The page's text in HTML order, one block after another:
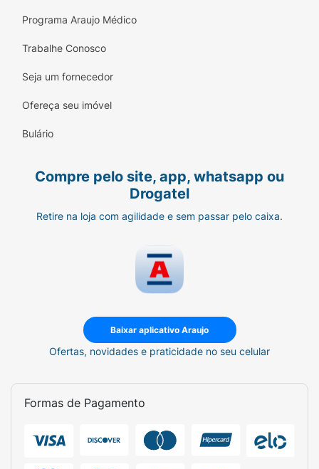
Programa Araujo Médico
Trabalhe Conosco
Seja um fornecedor
Ofereça seu imóvel
Bulário
Compre pelo site, app, whatsapp ou
Drogatel
Retire na loja com agilidade e sem passar pelo caixa.
Baixar aplicativo Araujo
Ofertas, novidades e praticidade no seu celular
Formas de Pagamento